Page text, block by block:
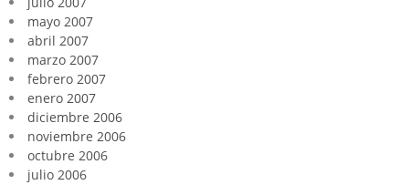
mayo 2007
abril 2007
marzo 2007
febrero 2007
enero 2007
diciembre 2006
noviembre 2006
octubre 2006
julio 2006